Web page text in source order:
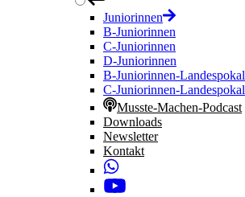
Juniorinnen
B-Juniorinnen
C-Juniorinnen
D-Juniorinnen
B-Juniorinnen-Landespokal
C-Juniorinnen-Landespokal
Musste-Machen-Podcast
Downloads
Newsletter
Kontakt